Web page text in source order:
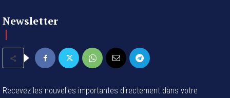
boîte de réception et restez connecté !